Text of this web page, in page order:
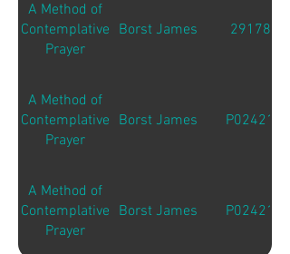
A Method of
Contemplative
Prayer
Borst James 29178
A Method of
Contemplative
Prayer
Borst James P02421
A Method of
Contemplative
Prayer
Borst James P02421